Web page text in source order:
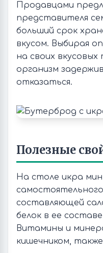
Продавцами
представителя
больший срок
вкусом. Выбирая
на своих
организм
отказаться.
Полезные
На столе икра
составляющей
белок в ее
Витамины и
кишечником,